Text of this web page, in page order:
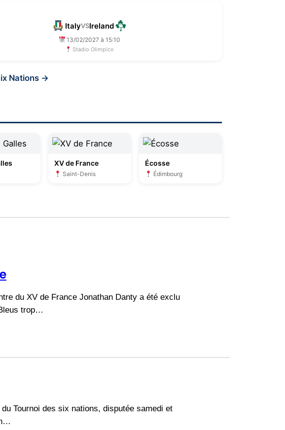
ItalyVSIreland
13/02/2027 à 15:10
Stadio Olimpico
Nations →
XV de France
Saint-Denis
Écosse
Édimbourg
du XV de France Jonathan Danty a été exclu
trop…
Tournoi des six nations, disputée samedi et